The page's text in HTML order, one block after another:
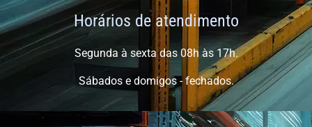
Horários de atendimento
Segunda à sexta das 08h às 17h.
Sábados e domigos - fechados.